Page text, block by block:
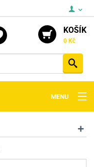
KOŠÍK
0 Kč
MENU